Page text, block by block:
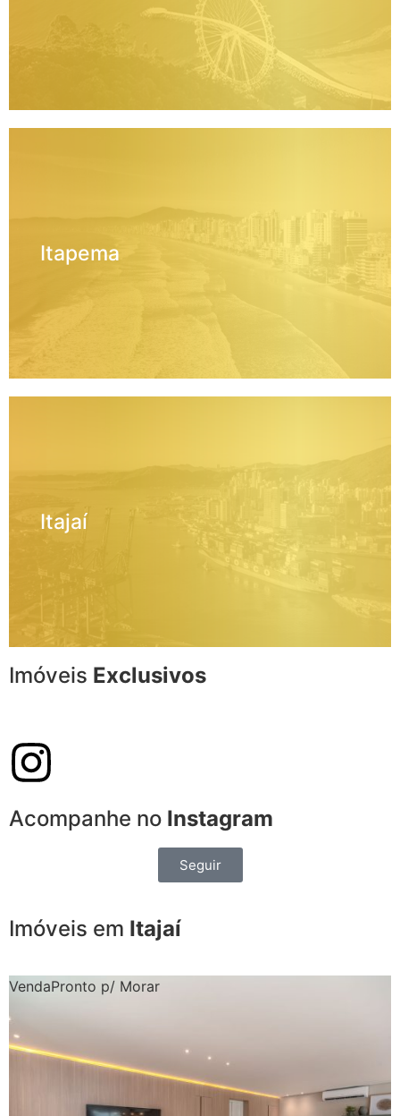
Itapema
Itajaí
Imóveis Exclusivos
Acompanhe no Instagram
Seguir
Imóveis em Itajaí
VendaPronto p/ Morar